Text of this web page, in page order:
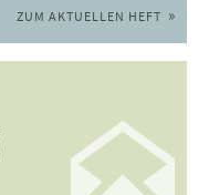
ZUM AKTUELLEN HEFT